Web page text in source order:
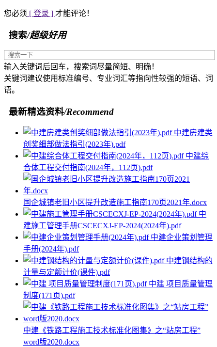
您必须 [ 登录 ] 才能评论！
搜索/超级好用
输入关键词后回车，搜索词尽量简短、明确！
关键词建议使用标准编号、专业词汇等指向性较强的短语、词
语。
最新精选资料/Recommend
中建房建类
创奖细部做法指引(2023年).pdf
中建综
合体工程交付指南(2024年，112页).pdf
国企城镇老旧小区提升改造施工指南170页2021年.docx
中
建施工管理手册CSCECXJ-EP-2024(2024年).pdf
中建企业策划管理
手册(2024年).pdf
中建钢结构的
计量与定额计价(课件).pdf
中建 项目质量管理
制度(171页).pdf
中建《铁路工程施工技术标准化图集》之“站房工程”
word版2020.docx